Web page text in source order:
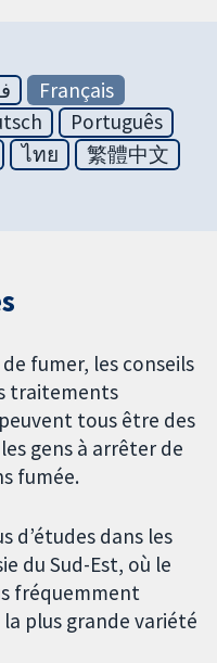
Français
Português
ไทย
繁體中文
fumer, les conseils
traitements
tous être des
gens à arrêter de
fumée.
d’études dans les
du Sud-Est, où le
fréquemment
plus grande variété